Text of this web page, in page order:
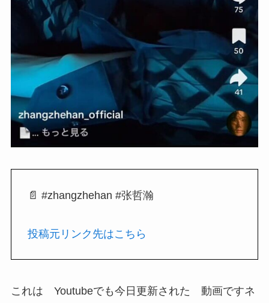
📄 #zhangzhehan #张哲瀚
投稿元リンク先はこちら
これは Youtubeでも今日更新された 動画ですネ